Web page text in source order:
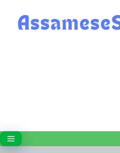
content
Menu